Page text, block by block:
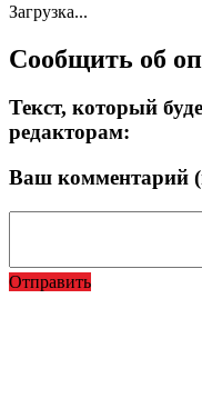
Загрузка...
Сообщить об
Текст, который
редакторам:
Ваш комментарий
Отправить